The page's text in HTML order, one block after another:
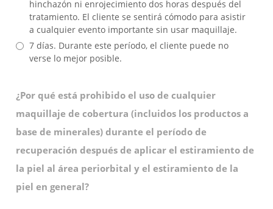
hinchazón ni enrojecimiento dos horas después del
tratamiento. El cliente se sentirá cómodo para asistir
a cualquier evento importante sin usar maquillaje.
7 días. Durante este período, el cliente puede no
verse lo mejor posible.
¿Por qué está prohibido el uso de cualquier
maquillaje de cobertura (incluidos los productos a
base de minerales) durante el período de
recuperación después de aplicar el estiramiento de
la piel al área periorbital y el estiramiento de la
piel en general?